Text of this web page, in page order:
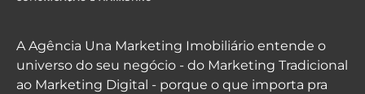
A Agência Una Marketing Imobiliário entende o
universo do seu negócio - do Marketing Tradicional
ao Marketing Digital - porque o que importa pra